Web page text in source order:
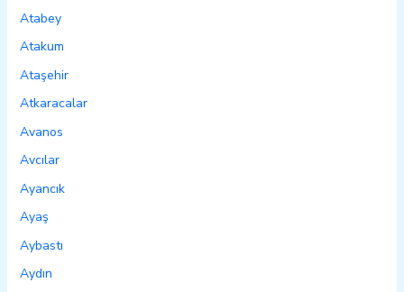
Atabey
Atakum
Ataşehir
Atkaracalar
Avanos
Avcılar
Ayancık
Ayaş
Aybastı
Aydın